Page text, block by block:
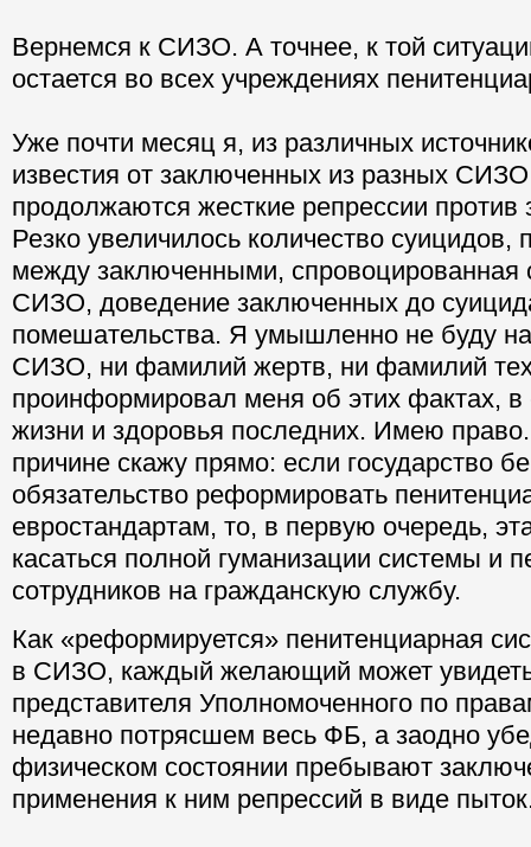
Вернемся к СИЗО. А точнее, к той
остается во всех учреждениях
Уже почти месяц я, из различных
известия от заключенных из разных
продолжаются жесткие репрессии против
Резко увеличилось количество
между заключенными, спровоцированная
СИЗО, доведение заключенных до
помешательства. Я умышленно не буду
СИЗО, ни фамилий жертв, ни фамилий
проинформировал меня об этих фактах, в
жизни и здоровья последних. Имею
причине скажу прямо: если государство
обязательство реформировать
евростандартам, то, в первую очередь,
касаться полной гуманизации системы и
сотрудников на гражданскую службу.
Как «реформируется» пенитенциарная
в СИЗО, каждый желающий может
представителя Уполномоченного по
недавно потрясшем весь ФБ, а заодно
физическом состоянии пребывают
применения к ним репрессий в виде